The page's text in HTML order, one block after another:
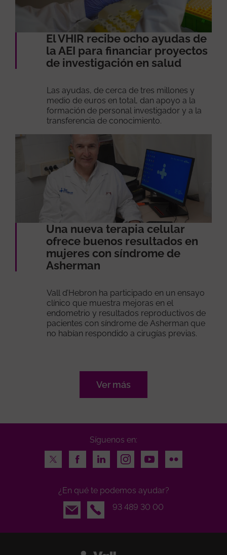
El VHIR recibe ocho ayudas de
la AEI para financiar proyectos
de investigación en salud
Las ayudas, de cerca de tres millones y
medio de euros en total, dan apoyo a la
formación de personal investigador y a la
transferencia de conocimiento.
Una nueva terapia celular
ofrece buenos resultados en
mujeres con síndrome de
Asherman
Vall d’Hebron ha participado en un ensayo
clínico que muestra mejoras en el
endometrio y resultados reproductivos de
pacientes con síndrome de Asherman que
no habían respondido a cirugías previas.
Ver más
Síguenos en:
Twitter
FacebookLinkedInInstagramYoutubeFlickr
¿En qué te podemos ayudar?
Email
93 489 30 00